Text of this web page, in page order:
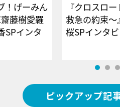
！げーみん
藤樹愛羅
SPインタ
『クロスロ
救急の約束
桜SPイン
ピックアップ記